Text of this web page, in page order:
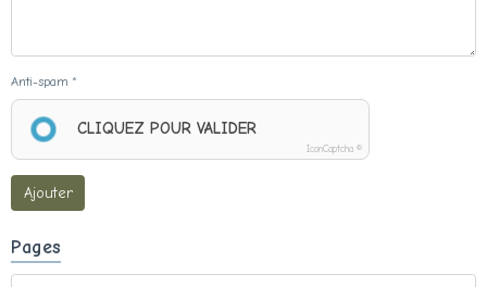
Anti-spam
CLIQUEZ POUR VALIDER
IconCaptcha ©
Ajouter
Pages